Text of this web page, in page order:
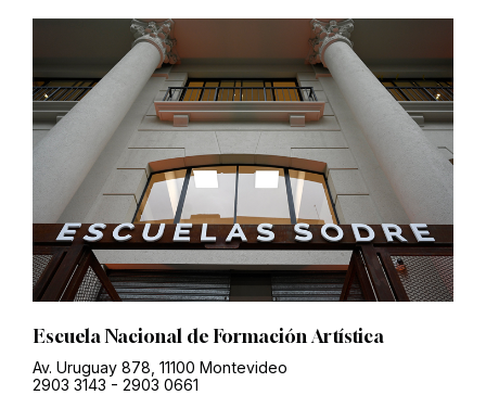
Escuela Nacional de Formación Artística
Av. Uruguay 878, 11100 Montevideo
2903 3143 - 2903 0661